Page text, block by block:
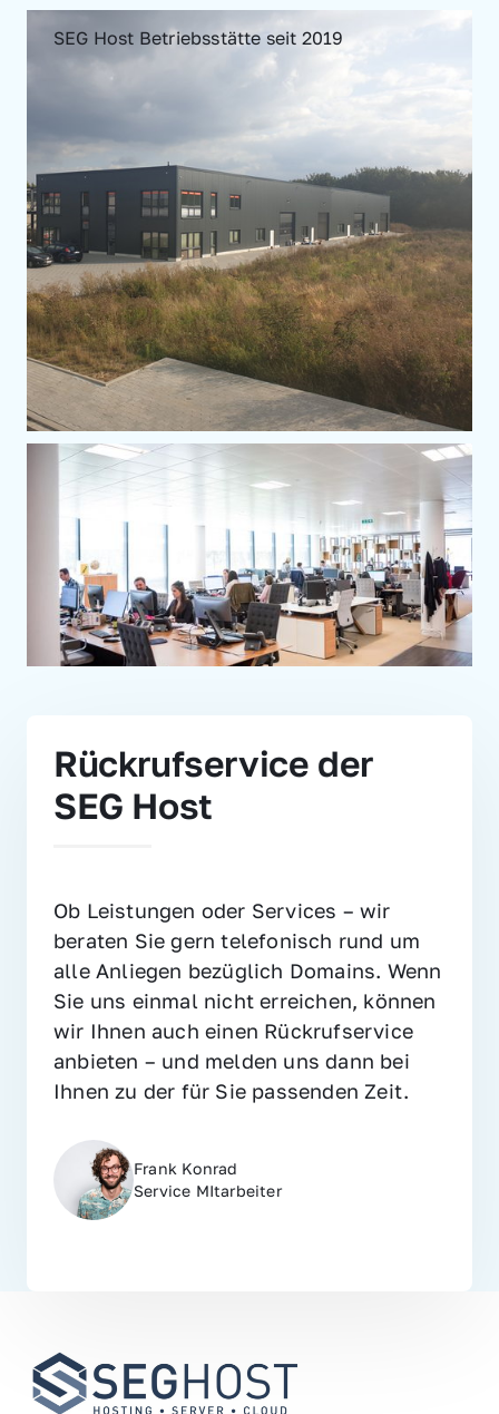
SEG Host Betriebsstätte seit 2019
Rückrufservice der
SEG Host
Ob Leistungen oder Services – wir
beraten Sie gern telefonisch rund um
alle Anliegen bezüglich Domains. Wenn
Sie uns einmal nicht erreichen, können
wir Ihnen auch einen Rückrufservice
anbieten – und melden uns dann bei
Ihnen zu der für Sie passenden Zeit.
Frank Konrad
Service MItarbeiter